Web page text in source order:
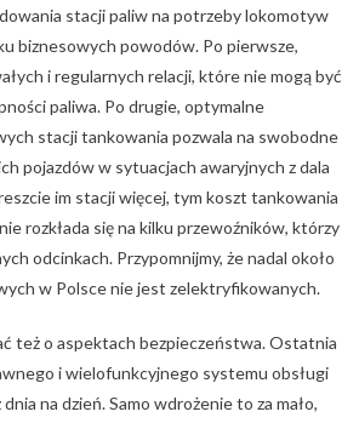
stacji paliw na potrzeby lokomotyw
biznesowych powodów. Po pierwsze,
i regularnych relacji, które nie mogą być
paliwa. Po drugie, optymalne
stacji tankowania pozwala na swobodne
pojazdów w sytuacjach awaryjnych z dala
im stacji więcej, tym koszt tankowania
rozkłada się na kilku przewoźników, którzy
odcinkach. Przypomnijmy, że nadal około
w Polsce nie jest zelektryfikowanych.
też o aspektach bezpieczeństwa. Ostatnia
i wielofunkcyjnego systemu obsługi
na dzień. Samo wdrożenie to za mało,